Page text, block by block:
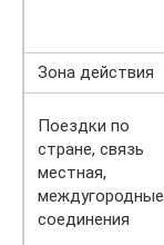
Зона действия
Поездки по
стране, связь
местная,
междугородные
соединения